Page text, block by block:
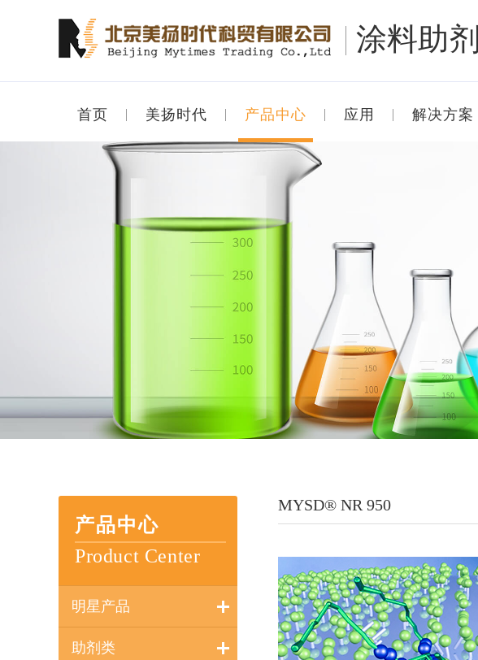
涂料助
首页 美扬时代 产品中心 应用 解决方案
产品中心
Product Center
明星产品
助剂类
MYSD® NR 950